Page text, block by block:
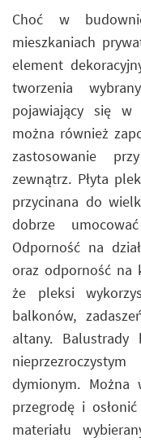
Choć w
mieszkaniach
element
tworzenia
pojawiający się
można również
zastosowanie
zewnątrz. Płyta
przycinana do
dobrze
Odporność na
oraz odporność na
że pleksi
balkonów,
altany. Balustrady
dymionym. Można
przegrodę i
materiału